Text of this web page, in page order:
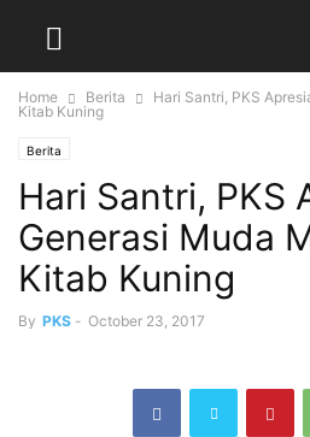
Home Berita
Hari Santri, PKS
Kitab Kuning
Berita
Hari Santri, PKS
Generasi Muda
Kitab Kuning
By PKS - October 23, 2017